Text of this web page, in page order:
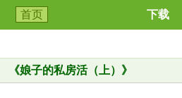
首页 下载
《娘子的私房活（上） 》